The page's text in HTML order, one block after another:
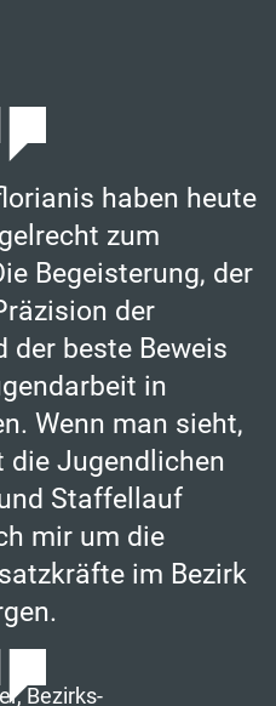
haben heute
zum
Begeisterung, der
der
der beste Beweis
in
Wenn man sieht,
die Jugendlichen
Staffellauf
mir um die
im Bezirk
Bezirks-